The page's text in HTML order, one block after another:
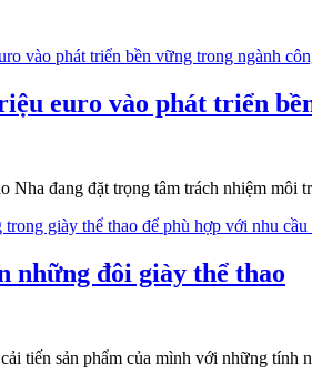
euro vào phát triển
Nha đang đặt trọng tâm trách nhiệm môi
những đôi giày thể thao
tiến sản phẩm của mình với những